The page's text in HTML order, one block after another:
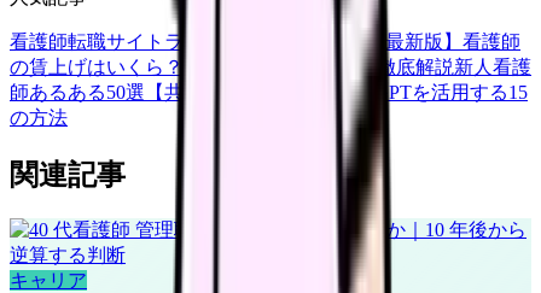
看護師転職サイトランキングTOP5【2026年最新版】 看護師
の賃上げはいくら？2026年度の最新情報を徹底解説新人看護
師あるある50選【共感必至】
看護師がChatGPTを活用する15
の方法
関連記事
キャリア